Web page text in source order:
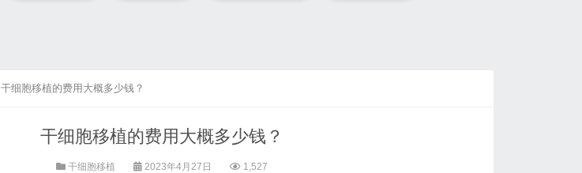
干细胞移植的费用大概多少钱？
干细胞移植的费用大概多少钱？
干细胞移植 2023年4月27日 1,527